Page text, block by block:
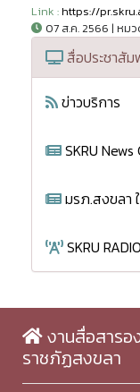
Link :https://
07 ส.ค. 2566 | หม
สื่อประชาสั
ข่าวบริการ
SKRU
มรภ.สงขลา
SKRU RADIO
งานสื่อสารอ
ราชภัฏสงขลา